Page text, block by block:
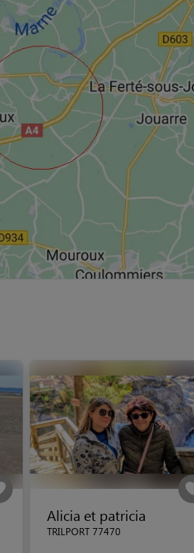
Alicia et patricia
TRILPORT 77470